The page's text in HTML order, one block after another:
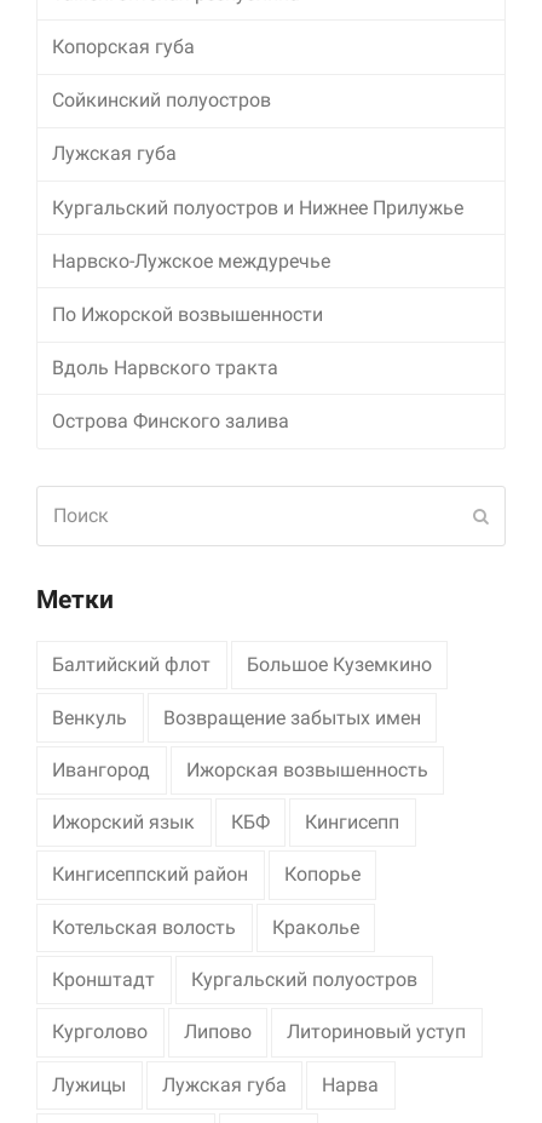
Копорская губа
Сойкинский полуостров
Лужская губа
Кургальский полуостров и Нижнее Прилужье
Нарвско-Лужское междуречье
По Ижорской возвышенности
Вдоль Нарвского тракта
Острова Финского залива
Метки
Балтийский флот Большое Куземкино
Венкуль Возвращение забытых имен
Ивангород Ижорская возвышенность
Ижорский язык КБФ Кингисепп
Кингисеппский район Копорье
Котельская волость Краколье
Кронштадт Кургальский полуостров
Курголово Липово Литориновый уступ
Лужицы Лужская губа Нарва